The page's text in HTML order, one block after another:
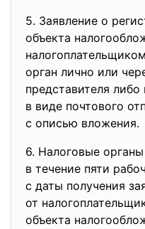
5. Заявление о
объекта
орган лично или
представителя либо
в виде почтового
с описью вложения.
6. Налоговые
в течение пяти
с даты получения
от
объекта